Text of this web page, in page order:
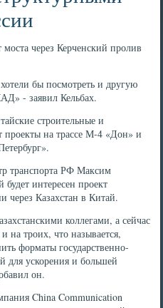
через Керченский пролив
бы посмотреть и другую
- заявил Кельбах.
строительные и
на трассе М-4 «Дон» и
транспорта РФ Максим
интересен проект
через Казахстан в Китай.
коллегами, а сейчас
на троих, что называется,
форматы государственно-
для ускорения и большей
он.
China Communication